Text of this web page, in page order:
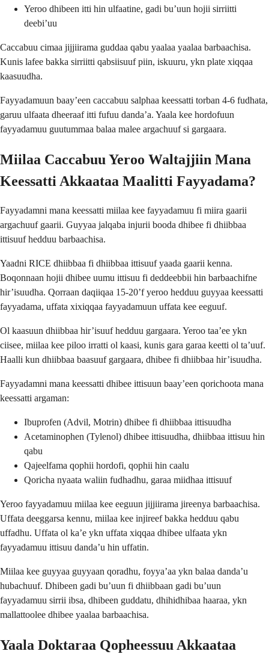
Yeroo dhibeen itti hin ulfaatine, gadi bu’uun hojii sirriitti
deebi’uu
Caccabuu cimaa jijjiirama guddaa qabu yaalaa yaalaa barbaachisa.
Kunis lafee bakka sirriitti qabsiisuuf piin, iskuuru, ykn plate xiqqaa
kaasuudha.
Fayyadamuun baay’een caccabuu salphaa keessatti torban 4-6 fudhata,
garuu ulfaata dheeraaf itti fufuu danda’a. Yaala kee hordofuun
fayyadamuu guutummaa balaa malee argachuuf si gargaara.
Miilaa Caccabuu Yeroo Waltajjiin Mana
Keessatti Akkaataa Maalitti Fayyadama?
Fayyadamni mana keessatti miilaa kee fayyadamuu fi miira gaarii
argachuuf gaarii. Guyyaa jalqaba injurii booda dhibee fi dhiibbaa
ittisuuf hedduu barbaachisa.
Yaadni RICE dhiibbaa fi dhiibbaa ittisuuf yaada gaarii kenna.
Boqonnaan hojii dhibee uumu ittisuu fi deddeebbii hin barbaachifne
hir’isuudha. Qorraan daqiiqaa 15-20’f yeroo hedduu guyyaa keessatti
fayyadama, uffata xixiqqaa fayyadamuun uffata kee eeguuf.
Ol kaasuun dhiibbaa hir’isuuf hedduu gargaara. Yeroo taa’ee ykn
ciisee, miilaa kee piloo irratti ol kaasi, kunis gara garaa keetti ol ta’uuf.
Haalli kun dhiibbaa baasuuf gargaara, dhibee fi dhiibbaa hir’isuudha.
Fayyadamni mana keessatti dhibee ittisuun baay’een qorichoota mana
keessatti argaman:
Ibuprofen (Advil, Motrin) dhibee fi dhiibbaa ittisuudha
Acetaminophen (Tylenol) dhibee ittisuudha, dhiibbaa ittisuu hin
qabu
Qajeelfama qophii hordofi, qophii hin caalu
Qoricha nyaata waliin fudhadhu, garaa miidhaa ittisuuf
Yeroo fayyadamuu miilaa kee eeguun jijjiirama jireenya barbaachisa.
Uffata deeggarsa kennu, miilaa kee injireef bakka hedduu qabu
uffadhu. Uffata ol ka’e ykn uffata xiqqaa dhibee ulfaata ykn
fayyadamuu ittisuu danda’u hin uffatin.
Miilaa kee guyyaa guyyaan qoradhu, foyya’aa ykn balaa danda’u
hubachuuf. Dhibeen gadi bu’uun fi dhiibbaan gadi bu’uun
fayyadamuu sirrii ibsa, dhibeen guddatu, dhihidhibaa haaraa, ykn
mallattoolee dhibee yaalaa barbaachisa.
Yaala Doktaraa Qopheessuu Akkaataa